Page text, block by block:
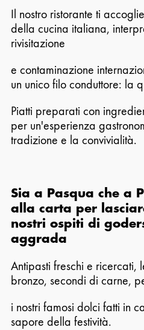
Il nostro ristorante ti
della cucina italiana,
rivisitazione
e contaminazione
un unico filo conduttore: la
Piatti preparati con
per un'esperienza
tradizione e la convivialità.
Sia a Pasqua che a
alla carta per
nostri ospiti di
aggrada
Antipasti freschi e ricercati,
bronzo, secondi di carne,
i nostri famosi dolci fatti in
sapore della festività.